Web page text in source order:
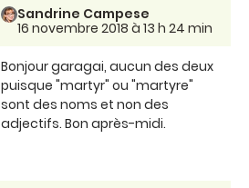
Sandrine Campese
16 novembre 2018 à 13 h 24 min
Bonjour garagai, aucun des deux
puisque "martyr" ou "martyre"
sont des noms et non des
adjectifs. Bon après-midi.